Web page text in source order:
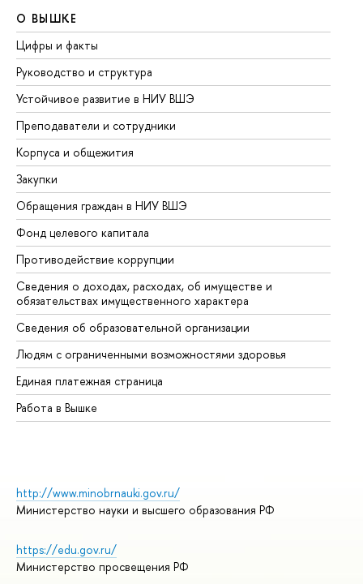
О ВЫШКЕ
Цифры и факты
Руководство и структура
Устойчивое развитие в НИУ ВШЭ
Преподаватели и сотрудники
Корпуса и общежития
Закупки
Обращения граждан в НИУ ВШЭ
Фонд целевого капитала
Противодействие коррупции
Сведения о доходах, расходах, об имуществе и
обязательствах имущественного характера
Сведения об образовательной организации
Людям с ограниченными возможностями здоровья
Единая платежная страница
Работа в Вышке
http://www.minobrnauki.gov.ru/
Министерство науки и высшего образования РФ
https://edu.gov.ru/
Министерство просвещения РФ